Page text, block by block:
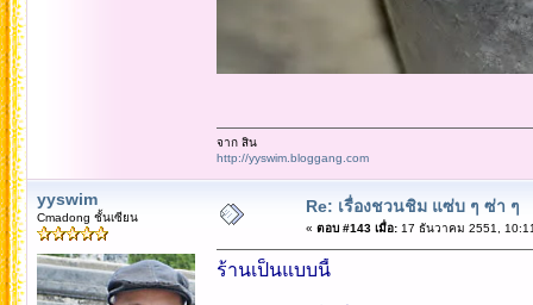
จาก สิน
http://yyswim.bloggang.com
yyswim
Cmadong ชั้นเซียน
Re: เรื่องชวนชิม แซ่บ ๆ ซ่า ๆ
« ตอบ #143 เมื่อ:17 ธันวาคม 2551,
ร้านเป็นแบบนี้